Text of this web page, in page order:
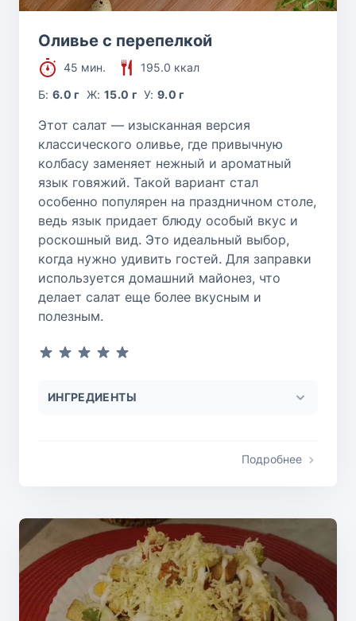
Оливье с перепелкой
45 мин.
195.0 ккал
Б:6.0 г Ж: 15.0 г У:9.0 г
Этот салат — изысканная версия
классического оливье, где привычную
колбасу заменяет нежный и ароматный
язык говяжий. Такой вариант стал
особенно популярен на праздничном столе,
ведь язык придает блюду особый вкус и
роскошный вид. Это идеальный выбор,
когда нужно удивить гостей. Для заправки
используется домашний майонез, что
делает салат еще более вкусным и
полезным.
ИНГРЕДИЕНТЫ
Подробнее